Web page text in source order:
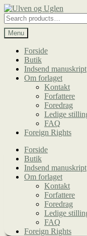
Spring
til
navigation
Spring
til
indhold
Search
for:
Menu
Forside
Butik
Indsend manuskript
Om forlaget
Kontakt
Forfattere
Foredrag
Ledige
FAQ
Foreign Rights
Forside
Butik
Indsend manuskript
Om forlaget
Kontakt
Forfattere
Foredrag
Ledige
FAQ
Foreign Rights